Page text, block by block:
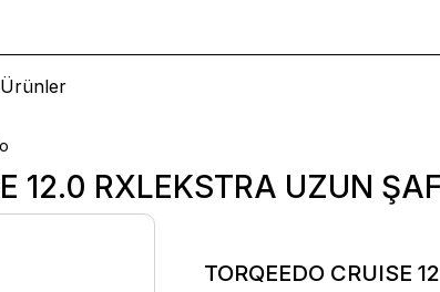
12.0 RXLEKSTRA UZUN
TORQEEDO CRUISE